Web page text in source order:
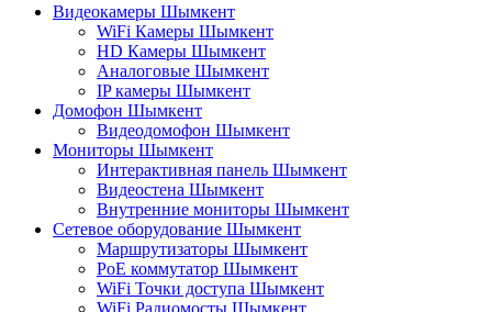
Видеокамеры Шымкент
WiFi Камеры Шымкент
HD Камеры Шымкент
Аналоговые Шымкент
IP камеры Шымкент
Домофон Шымкент
Видеодомофон Шымкент
Мониторы Шымкент
Интерактивная панель Шымкент
Видеостена Шымкент
Внутренние мониторы Шымкент
Сетевое оборудование Шымкент
Маршрутизаторы Шымкент
PoE коммутатор Шымкент
WiFi Точки доступа Шымкент
WiFi Радиомосты Шымкент